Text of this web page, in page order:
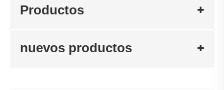
Productos
nuevos productos